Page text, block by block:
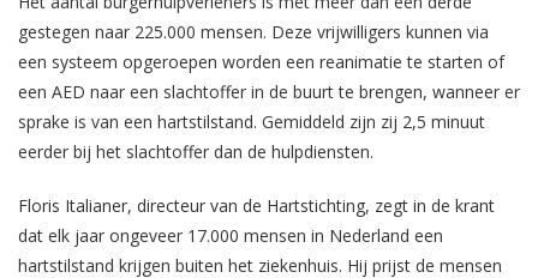
gestegen naar 225.000 mensen. Deze vrijwilligers kunnen via
een systeem opgeroepen worden een reanimatie te starten of
een AED naar een slachtoffer in de buurt te brengen, wanneer er
sprake is van een hartstilstand. Gemiddeld zijn zij 2,5 minuut
eerder bij het slachtoffer dan de hulpdiensten.
Floris Italianer, directeur van de Hartstichting, zegt in de krant
dat elk jaar ongeveer 17.000 mensen in Nederland een
hartstilstand krijgen buiten het ziekenhuis. Hij prijst de mensen